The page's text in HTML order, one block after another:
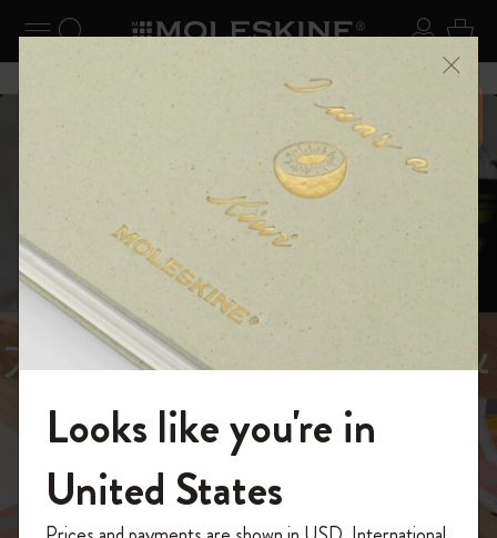
ナビゲーションの切替 ログ
検索 (キーワードなど) カ
6,500円以上のご購入で送料無料 メニ
ーを閉じる
あるページから始まる物語
Reframe
Sunglasses（リフレー
ム サングラス）
スライド表示0
スライド表示1
スライド表示4
スライド表示5
モレスキンの世界へようこそ
Looks like you're in
United States